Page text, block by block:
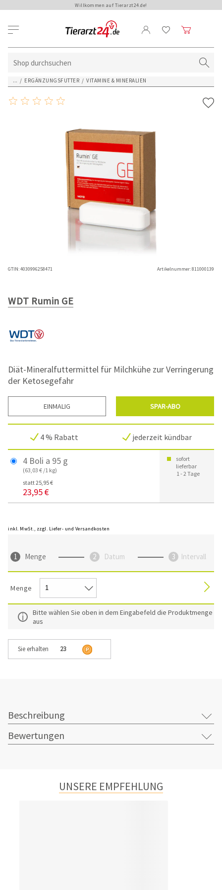
Willkommen auf Tierarzt24.de!
... / ERGÄNZUNGSFUTTER / VITAMINE & MINERALIEN
GTIN:4030996258471 Artikelnummer:811000139
WDT Rumin GE
Diät-Mineralfuttermittel für Milchkühe zur Verringerung
der Ketosegefahr
EINMALIG SPAR-ABO
4 % Rabatt jederzeit kündbar
4 Boli a 95 g
(63,03 € /1 kg)
statt 25,95 €
23,95 €
sofort
lieferbar
1 - 2 Tage
inkl. MwSt., zzgl. Liefer- und Versandkosten
Menge Datum Intervall
Menge
Bitte wählen Sie oben in dem Eingabefeld die Produktmenge
aus
Sie erhalten 23
Beschreibung
Bewertungen
UNSERE EMPFEHLUNG